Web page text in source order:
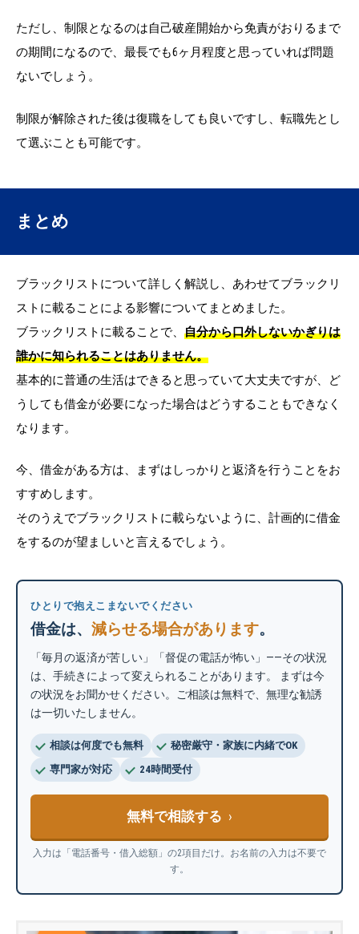
ただし、制限となるのは自己破産開始から免責がおりるまで
の期間になるので、最長でも6ヶ月程度と思っていれば問題
ないでしょう。
制限が解除された後は復職をしても良いですし、転職先とし
て選ぶことも可能です。
まとめ
ブラックリストについて詳しく解説し、あわせてブラックリ
ストに載ることによる影響についてまとめました。
ブラックリストに載ることで、 自分から口外しないかぎりは
誰かに知られることはありません。
基本的に普通の生活はできると思っていて大丈夫ですが、ど
うしても借金が必要になった場合はどうすることもできなく
なります。
今、借金がある方は、まずはしっかりと返済を行うことをお
すすめします。
そのうえでブラックリストに載らないように、計画的に借金
をするのが望ましいと言えるでしょう。
ひとりで抱えこまないでください
借金は、 減らせる場合があります。
「毎月の返済が苦しい」「督促の電話が怖い」——その状況
は、手続きによって変えられることがあります。 まずは今
の状況をお聞かせください。ご相談は無料で、無理な勧誘
は一切いたしません。
相談は何度でも無料
秘密厳守・家族に内緒でOK
専門家が対応
24時間受付
無料で相談する
入力は「電話番号・借入総額」の2項目だけ。お名前の入力は不要で
す。